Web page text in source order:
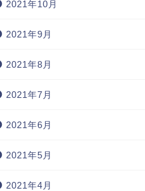
2021年10月
2021年9月
2021年8月
2021年7月
2021年6月
2021年5月
2021年4月